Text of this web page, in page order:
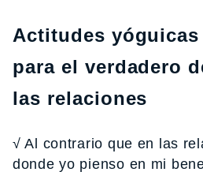
Actitudes yóguicas
para el verdadero
las relaciones
√ Al contrario que en las
donde yo pienso en mi